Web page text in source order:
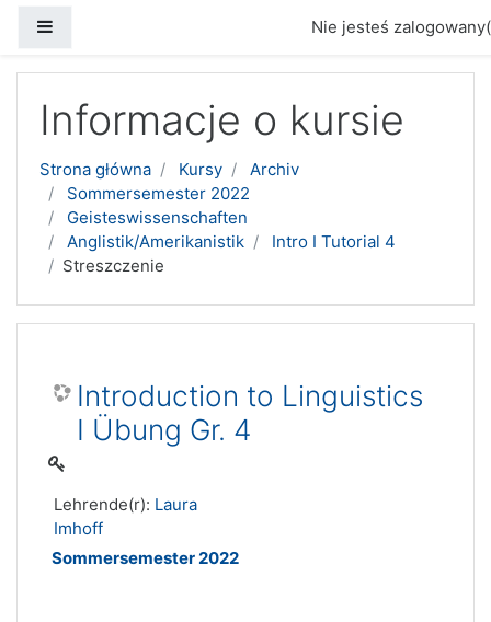
Nie jesteś
Informacje o kursie
Strona główna Kursy
Archiv
Sommersemester 2022
Geisteswissenschaften
Anglistik/Amerikanistik
Intro I Tutorial 4
Streszczenie
Introduction to Linguistics
I Übung Gr. 4
Lehrende(r): Laura
Imhoff
Sommersemester 2022